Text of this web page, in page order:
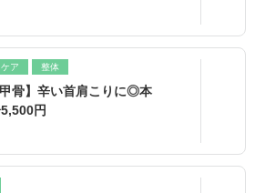
ア 整体
甲骨】辛い首肩こりに◎本
円